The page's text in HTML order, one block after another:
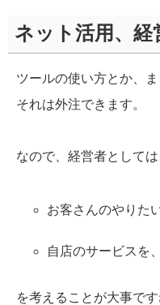
ネット活用、
ツールの使い方とか、
それは外注できます。
なので、経営者としては
お客さんのやりた
自店のサービスを
を考えることが大事です